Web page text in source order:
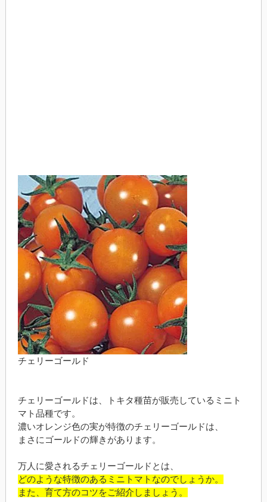
チェリーゴールド
チェリーゴールドは、トキタ種苗が販売しているミニト
マト品種です。
濃いオレンジ色の実が特徴のチェリーゴールドは、
まさにゴールドの輝きがあります。
万人に愛されるチェリーゴールドとは、
どのような特徴のあるミニトマトなのでしょうか。
また、育て方のコツをご紹介しましょう。